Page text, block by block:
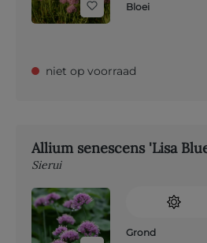
Bloei
niet op voorraad
Allium senescens 'Lisa
Sierui
Grond